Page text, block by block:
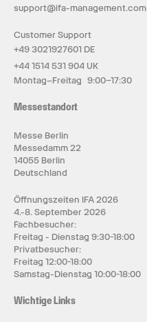
support@ifa-management.com
Customer Support
+49 3021927601 DE
+44 1514 531 904 UK
Montag–Freitag 9:00–17:30
Messestandort
Messe Berlin
Messedamm 22
14055 Berlin
Deutschland
Öffnungszeiten IFA 2026
4.-8. September 2026
Fachbesucher:
Freitag - Dienstag 9:30-18:00
Privatbesucher:
Freitag 12:00-18:00
Samstag-Dienstag 10:00-18:00
Wichtige Links